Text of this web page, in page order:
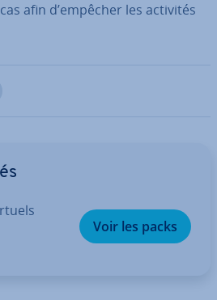
afin d’empêcher les activités
Voir les packs